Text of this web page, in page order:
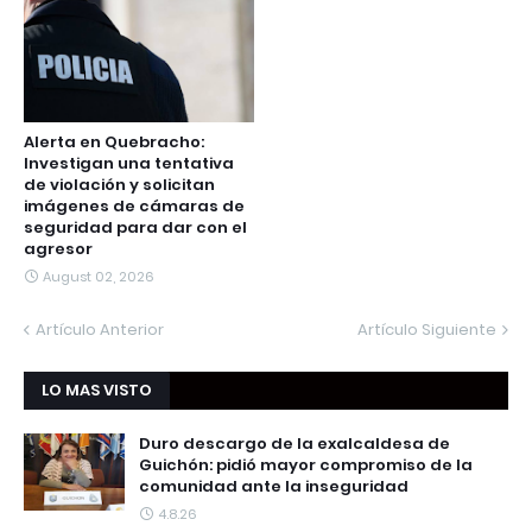
Alerta en Quebracho:
Investigan una tentativa
de violación y solicitan
imágenes de cámaras de
seguridad para dar con el
agresor
August 02, 2026
Artículo Anterior Artículo Siguiente
LO MAS VISTO
Duro descargo de la exalcaldesa de
Guichón: pidió mayor compromiso de la
comunidad ante la inseguridad
4.8.26